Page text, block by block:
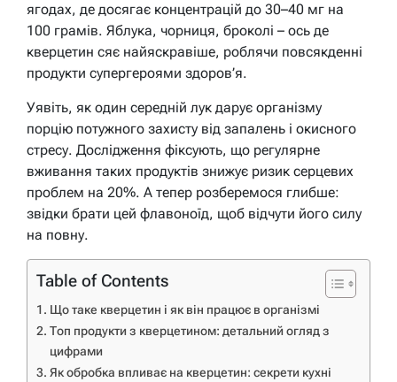
ягодах, де досягає концентрацій до 30–40 мг на
100 грамів. Яблука, чорниця, броколі – ось де
кверцетин сяє найяскравіше, роблячи повсякденні
продукти супергероями здоров’я.
Уявіть, як один середній лук дарує організму
порцію потужного захисту від запалень і окисного
стресу. Дослідження фіксують, що регулярне
вживання таких продуктів знижує ризик серцевих
проблем на 20%. А тепер розберемося глибше:
звідки брати цей флавоноїд, щоб відчути його силу
на повну.
Table of Contents
Що таке кверцетин і як він працює в організмі
Топ продукти з кверцетином: детальний огляд з
цифрами
Як обробка впливає на кверцетин: секрети кухні